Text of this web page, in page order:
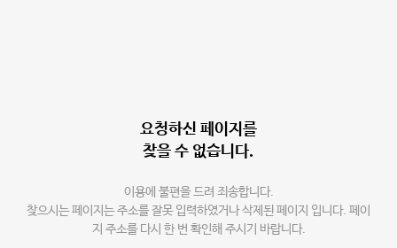
요청하신 페이지를
찾을 수 없습니다.
이용에 불편을 드려 죄송합니다.
찾으시는 페이지는 주소를 잘못 입력하였거나 삭제된 페이지 입니다. 페이
지 주소를 다시 한 번 확인해 주시기 바랍니다.